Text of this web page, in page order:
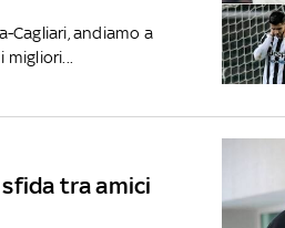
Cagliari, andiamo a
tra amici